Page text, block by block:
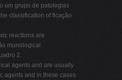
um grupo de patologias
classification of ficação
reactions are
munological
2.
agents and are usually
agents and in these cases